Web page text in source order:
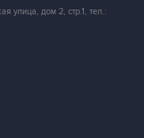
улица, дом 2, стр.1, тел.: